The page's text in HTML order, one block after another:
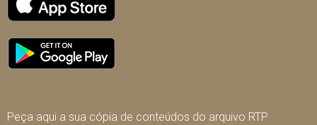
Peça aqui a sua cópia de conteúdos do arquivo RTP